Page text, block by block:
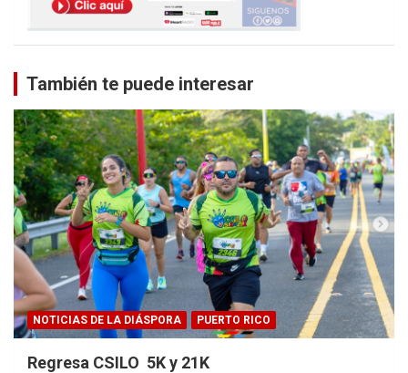
También te puede interesar
NOTICIAS DE LA DIÁSPORA PUERTO RICO
Regresa CSILO 5K y 21K